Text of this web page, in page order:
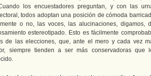
los encuestadores preguntan, y con las
todos adoptan una posición de cómoda
o no, las voces, las alucinaciones, digamos,
estereotipado. Esto es fácilmente
de las elecciones, que, ante el mero y cada vez
siempre tienden a ser más conservadoras que